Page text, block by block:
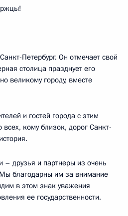
Петербург. Он отмечает свой
столица празднует его
великому городу, вместе
и гостей города с этим
кому близок, дорог Санкт-
– друзья и партнеры из очень
благодарны им за внимание
в этом знак уважения
ее государственности.